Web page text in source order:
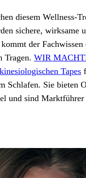
diesem Wellness-
sichere, wirksame
der Fachwissen
Tragen. WIR
Tapes
Schlafen. Sie bieten
und sind